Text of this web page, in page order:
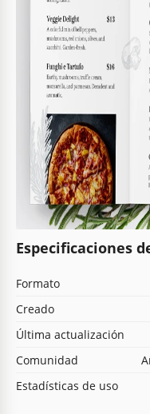
Especificaciones
Formato
Creado
Última actualización
Comunidad
Estadísticas de uso